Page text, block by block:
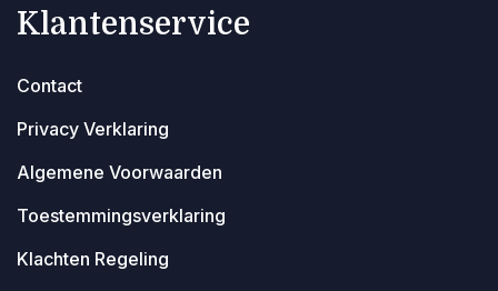
Klantenservice
Contact
Privacy Verklaring
Algemene Voorwaarden
Toestemmingsverklaring
Klachten Regeling